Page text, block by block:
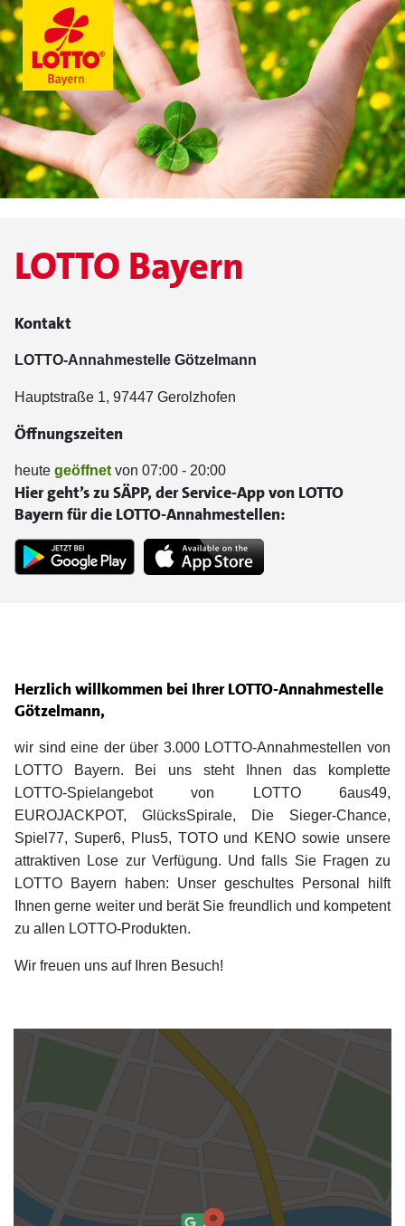
Herzlich willkommen bei Ihrer LOTTO-Annahmestelle
Götzelmann,
wir sind eine der über 3.000 LOTTO-Annahmestellen von
LOTTO Bayern. Bei uns steht Ihnen das komplette
LOTTO-Spielangebot von LOTTO 6aus49,
EUROJACKPOT, GlücksSpirale, Die Sieger-Chance,
Spiel77, Super6, Plus5, TOTO und KENO sowie unsere
attraktiven Lose zur Verfügung. Und falls Sie Fragen zu
LOTTO Bayern haben: Unser geschultes Personal hilft
Ihnen gerne weiter und berät Sie freundlich und kompetent
zu allen LOTTO-Produkten.
Wir freuen uns auf Ihren Besuch!
LOTTO Bayern
Kontakt
LOTTO-Annahmestelle Götzelmann
Hauptstraße 1, 97447 Gerolzhofen
Öffnungszeiten
heute geöffnet von 07:00 - 20:00
Hier geht’s zu SÄPP, der Service-App von LOTTO
Bayern für die LOTTO-Annahmestellen: